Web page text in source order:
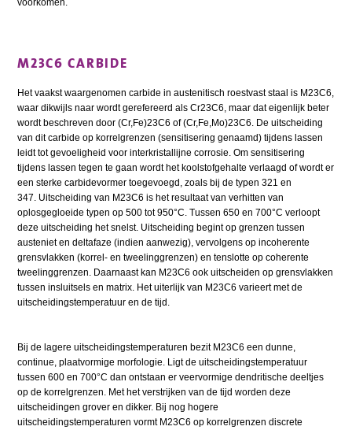
voorkomen.
M23C6 CARBIDE
Het vaakst waargenomen carbide in austenitisch roestvast staal is M23C6,
waar dikwijls naar wordt gerefereerd als Cr23C6, maar dat eigenlijk beter
wordt beschreven door (Cr,Fe)23C6 of (Cr,Fe,Mo)23C6. De uitscheiding
van dit carbide op korrelgrenzen (sensitisering genaamd) tijdens lassen
leidt tot gevoeligheid voor interkristallijne corrosie. Om sensitisering
tijdens lassen tegen te gaan wordt het koolstofgehalte verlaagd of wordt er
een sterke carbidevormer toegevoegd, zoals bij de typen 321 en
347. Uitscheiding van M23C6 is het resultaat van verhitten van
oplosgegloeide typen op 500 tot 950°C. Tussen 650 en 700°C verloopt
deze uitscheiding het snelst. Uitscheiding begint op grenzen tussen
austeniet en deltafaze (indien aanwezig), vervolgens op incoherente
grensvlakken (korrel- en tweelinggrenzen) en tenslotte op coherente
tweelinggrenzen. Daarnaast kan M23C6 ook uitscheiden op grensvlakken
tussen insluitsels en matrix. Het uiterlijk van M23C6 varieert met de
uitscheidingstemperatuur en de tijd.
Bij de lagere uitscheidingstemperaturen bezit M23C6 een dunne,
continue, plaatvormige morfologie. Ligt de uitscheidingstemperatuur
tussen 600 en 700°C dan ontstaan er veervormige dendritische deeltjes
op de korrelgrenzen. Met het verstrijken van de tijd worden deze
uitscheidingen grover en dikker. Bij nog hogere
uitscheidingstemperaturen vormt M23C6 op korrelgrenzen discrete